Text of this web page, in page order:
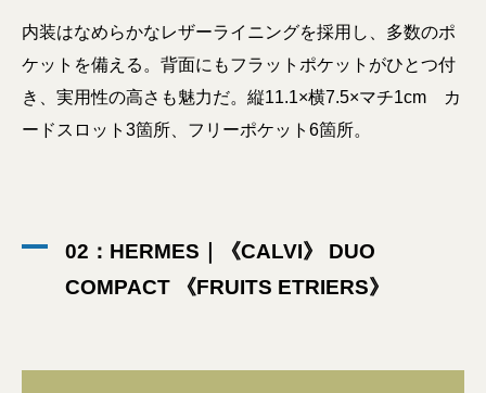
内装はなめらかなレザーライニングを採用し、多数のポ
ケットを備える。背面にもフラットポケットがひとつ付
き、実用性の高さも魅力だ。縦11.1×横7.5×マチ1cm カ
ードスロット3箇所、フリーポケット6箇所。
02：HERMES｜《CALVI》 DUO
COMPACT 《FRUITS ETRIERS》